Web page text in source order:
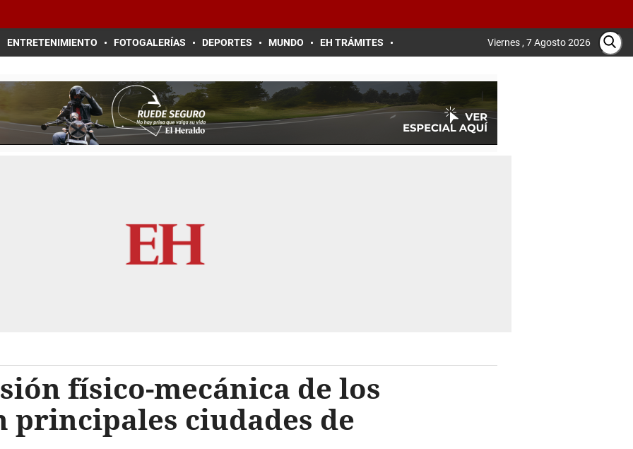
ENTRETENIMIENTO FOTOGALERÍAS DEPORTES MUNDO EH TRÁMITES Viernes , 7 Agosto 2026
físico-mecánica de los
principales ciudades de